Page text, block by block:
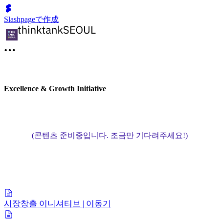
Slashpageで作成
Excellence & Growth Initiative
(콘텐츠 준비중입니다. 조금만 기다려주세요!)
시장창출 이니셔티브 | 이동기